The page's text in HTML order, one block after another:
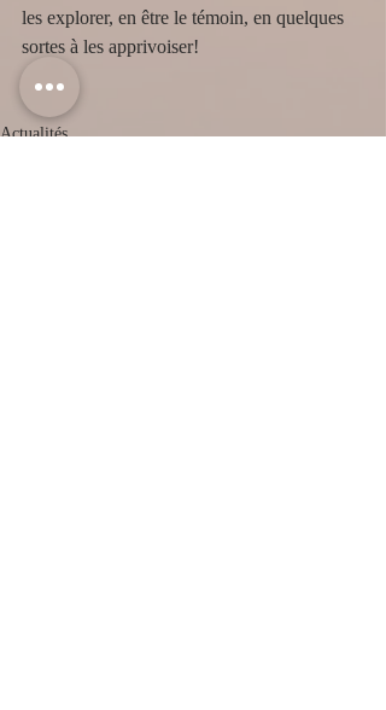
les explorer, en être le témoin, en quelques
sortes à les apprivoiser!
Actualités